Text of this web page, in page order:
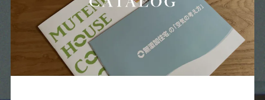
2024年03月 (21)
2024年02月 (21)